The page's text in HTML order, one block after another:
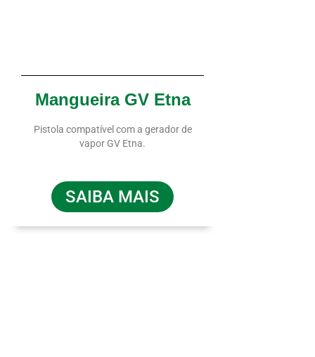
Mangueira GV Etna
Pistola compatível com a gerador de
vapor GV Etna.
SAIBA MAIS